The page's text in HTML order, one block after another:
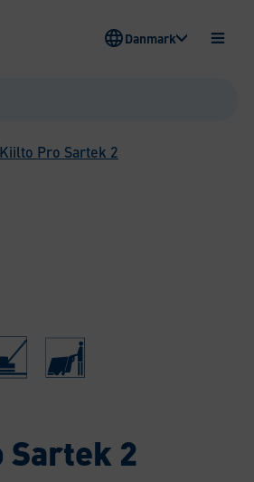
ÅBEN
Danmark
2